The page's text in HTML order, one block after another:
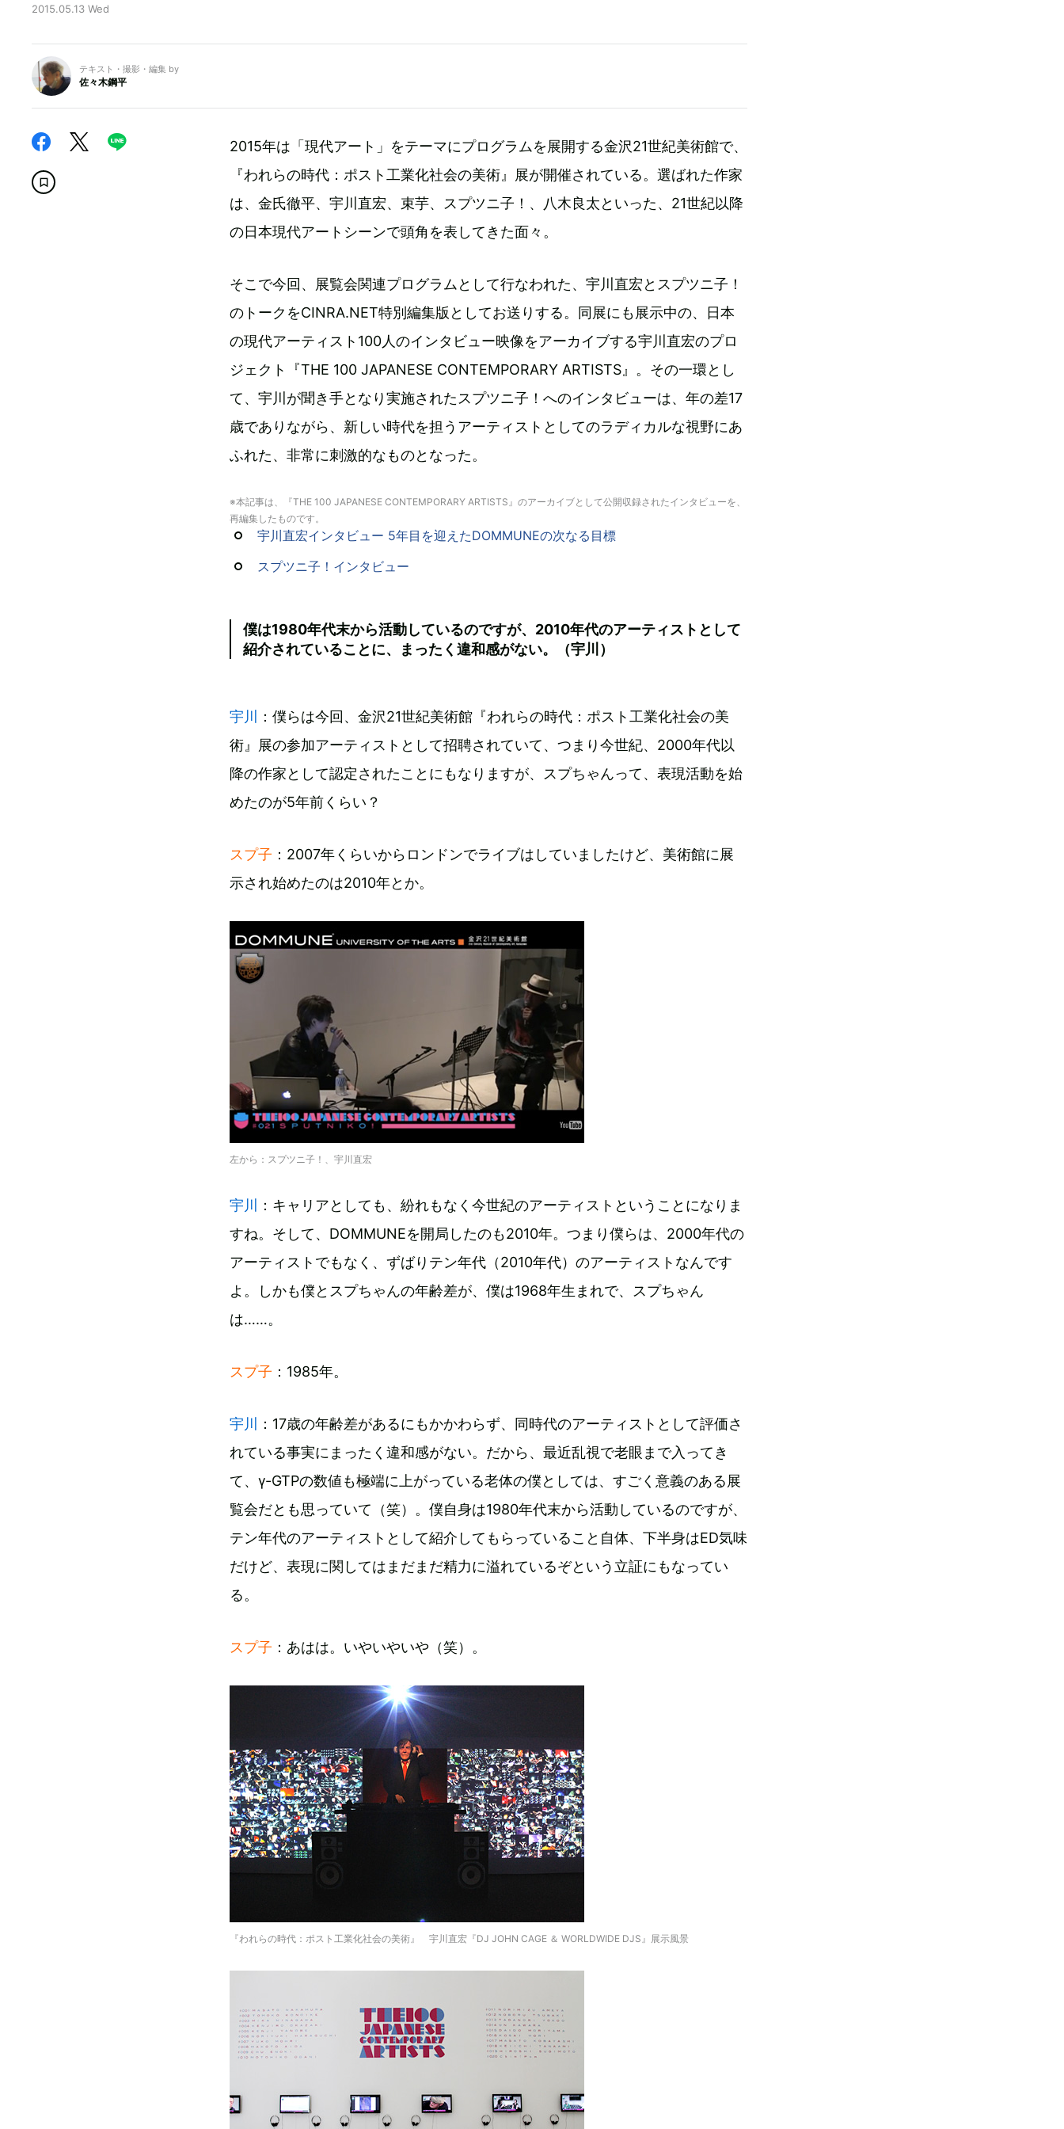
2015.05.13 Wed
テキスト・撮影・編集 by
佐々木鋼平
2015年は「現代アート」をテーマにプログラムを展開する金沢21世紀美術館で、
『われらの時代：ポスト工業化社会の美術』展が開催されている。選ばれた作家
は、金氏徹平、宇川直宏、束芋、スプツニ子！、八木良太といった、21世紀以降
の日本現代アートシーンで頭角を表してきた面々。
そこで今回、展覧会関連プログラムとして行なわれた、宇川直宏とスプツニ子！
のトークをCINRA.NET特別編集版としてお送りする。同展にも展示中の、日本
の現代アーティスト100人のインタビュー映像をアーカイブする宇川直宏のプロ
ジェクト『THE 100 JAPANESE CONTEMPORARY ARTISTS』。その一環とし
て、宇川が聞き手となり実施されたスプツニ子！へのインタビューは、年の差17
歳でありながら、新しい時代を担うアーティストとしてのラディカルな視野にあ
ふれた、非常に刺激的なものとなった。
※本記事は、『THE 100 JAPANESE CONTEMPORARY ARTISTS』のアーカイブとして公開収録されたインタビューを、
再編集したものです。
宇川直宏インタビュー 5年目を迎えたDOMMUNEの次なる目標
スプツニ子！インタビュー
僕は1980年代末から活動しているのですが、2010年代のアーティストとして
紹介されていることに、まったく違和感がない。（宇川）
宇川
：僕らは今回、金沢21世紀美術館『われらの時代：ポスト工業化社会の美
術』展の参加アーティストとして招聘されていて、つまり今世紀、2000年代以
降の作家として認定されたことにもなりますが、スプちゃんって、表現活動を始
めたのが5年前くらい？
スプ子 ：2007年くらいからロンドンでライブはしていましたけど、美術館に展
示され始めたのは2010年とか。
左から：スプツニ子！、宇川直宏
宇川
：キャリアとしても、紛れもなく今世紀のアーティストということになりま
すね。そして、DOMMUNEを開局したのも2010年。つまり僕らは、2000年代の
アーティストでもなく、ずばりテン年代（2010年代）のアーティストなんです
よ。しかも僕とスプちゃんの年齢差が、僕は1968年生まれで、スプちゃん
は……。
スプ子 ：1985年。
宇川
：17歳の年齢差があるにもかかわらず、同時代のアーティストとして評価さ
れている事実にまったく違和感がない。だから、最近乱視で老眼まで入ってき
て、γ-GTPの数値も極端に上がっている老体の僕としては、すごく意義のある展
覧会だとも思っていて（笑）。僕自身は1980年代末から活動しているのですが、
テン年代のアーティストとして紹介してもらっていること自体、下半身はED気味
だけど、表現に関してはまだまだ精力に溢れているぞという立証にもなってい
る。
スプ子 ：あはは。いやいやいや（笑）。
『われらの時代：ポスト工業化社会の美術』 宇川直宏『DJ JOHN CAGE ＆ WORLDWIDE DJS』展示風景